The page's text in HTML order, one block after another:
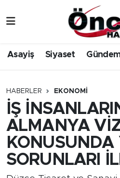
Asayiş Siyaset
HABERLER EKONOMI
İŞ
ALMANYA
KONUSUNDA
SORUNLARI
Gündem
Sağlık & Çevre
Spor
Siyaset
Yerel Haber
Düzce Nöbetçi
Düzce Hava Durumu
Düzce Namaz Vakitleri
Düzce Trafik Yoğunluk
Süper Lig Puan
Tüm Manşetler